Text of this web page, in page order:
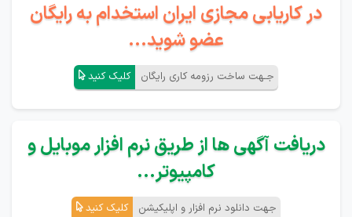
در کاریابی مجازی ایران استخدام به رایگان
عضو شوید...
جـهت ساخت رزومه کاری رایگان کلیک کنید
دریافت آگهی ها از طریق نرم افزار موبایل و
کامپیوتر...
جهت دانلود نرم افزار و اپلیکیشن کلیک کنید